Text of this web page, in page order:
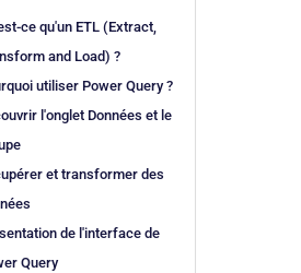
ce qu'un ETL (Extract,
and Load) ?
utiliser Power Query ?
l'onglet Données et le
et transformer des
de l'interface de
Query